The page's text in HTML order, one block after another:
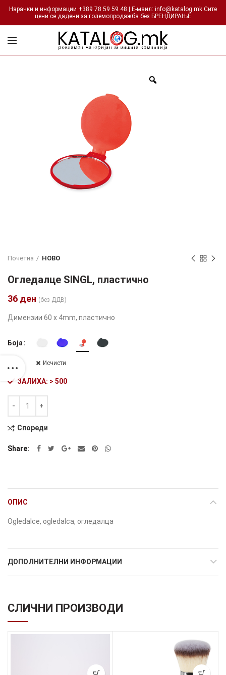
Нарачки и информации +389 78 59 59 48 | Е-маил: info@katalog.mk Сите
цени се дадени за големопродажба без БРЕНДИРАЊЕ
Почетна НОВО
Огледалце SINGL, пластично
36 ден (без ДДВ)
Димензии 60 x 4mm, пластично
Боја
Исчисти
ЗАЛИХА: > 500
Alternative:
Спореди
Share
ОПИС
Ogledalce, ogledalca, огледалца
ДОПОЛНИТЕЛНИ ИНФОРМАЦИИ
СЛИЧНИ ПРОИЗВОДИ